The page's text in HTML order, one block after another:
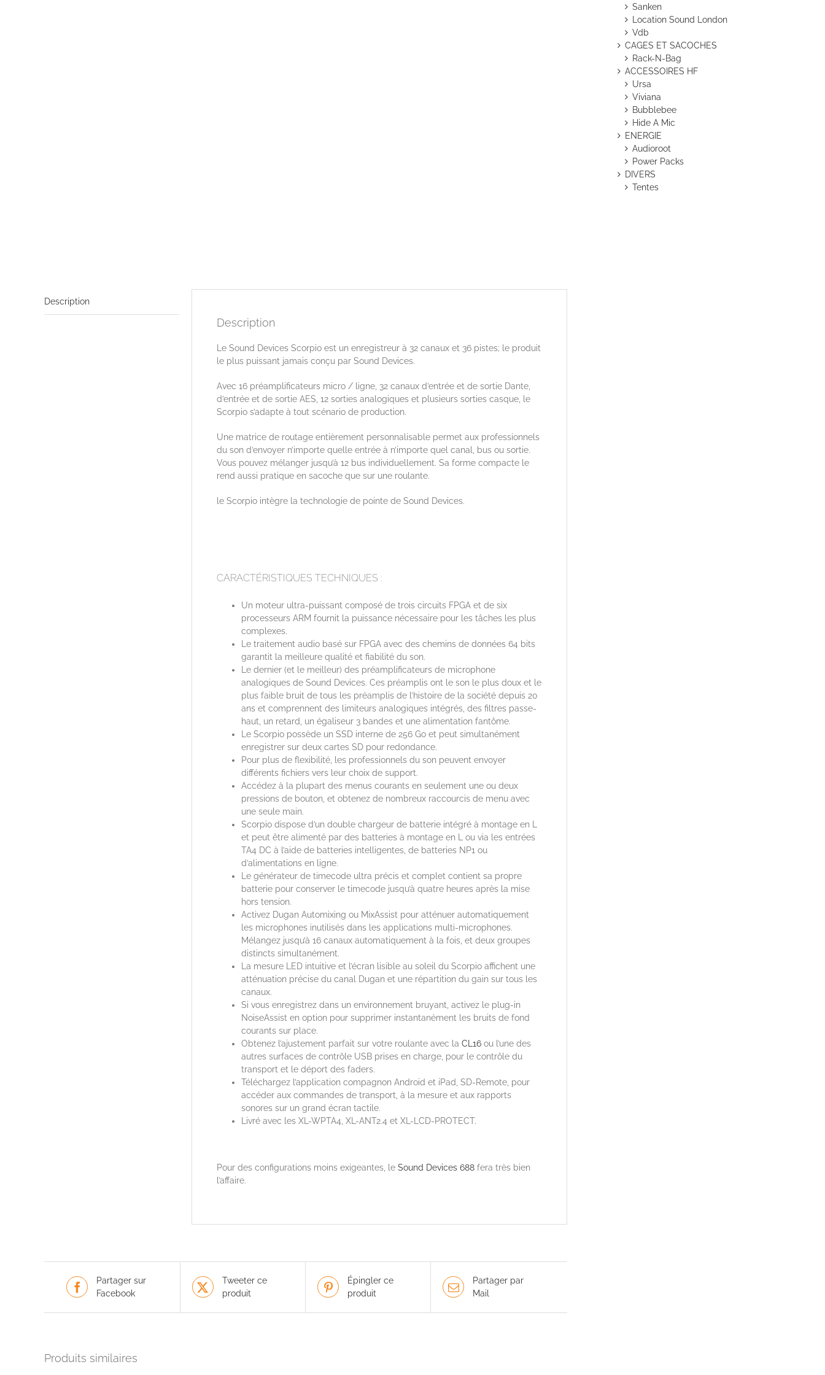
Description
Description
Le Sound Devices Scorpio est un enregistreur à 32 canaux et 36 pistes; le produit
le plus puissant jamais conçu par Sound Devices.
Avec 16 préamplificateurs micro / ligne, 32 canaux d’entrée et de sortie Dante,
d’entrée et de sortie AES, 12 sorties analogiques et plusieurs sorties casque, le
Scorpio s’adapte à tout scénario de production.
Une matrice de routage entièrement personnalisable permet aux professionnels
du son d’envoyer n’importe quelle entrée à n’importe quel canal, bus ou sortie.
Vous pouvez mélanger jusqu’à 12 bus individuellement. Sa forme compacte le
rend aussi pratique en sacoche que sur une roulante.
le Scorpio intègre la technologie de pointe de Sound Devices.
CARACTÉRISTIQUES TECHNIQUES :
Un moteur ultra-puissant composé de trois circuits FPGA et de six
processeurs ARM fournit la puissance nécessaire pour les tâches les plus
complexes.
Le traitement audio basé sur FPGA avec des chemins de données 64 bits
garantit la meilleure qualité et fiabilité du son.
Le dernier (et le meilleur) des préamplificateurs de microphone
analogiques de Sound Devices. Ces préamplis ont le son le plus doux et le
plus faible bruit de tous les préamplis de l’histoire de la société depuis 20
ans et comprennent des limiteurs analogiques intégrés, des filtres passe-
haut, un retard, un égaliseur 3 bandes et une alimentation fantôme.
Le Scorpio possède un SSD interne de 256 Go et peut simultanément
enregistrer sur deux cartes SD pour redondance.
Pour plus de flexibilité, les professionnels du son peuvent envoyer
différents fichiers vers leur choix de support.
Accédez à la plupart des menus courants en seulement une ou deux
pressions de bouton, et obtenez de nombreux raccourcis de menu avec
une seule main.
Scorpio dispose d’un double chargeur de batterie intégré à montage en L
et peut être alimenté par des batteries à montage en L ou via les entrées
TA4 DC à l’aide de batteries intelligentes, de batteries NP1 ou
d’alimentations en ligne.
Le générateur de timecode ultra précis et complet contient sa propre
batterie pour conserver le timecode jusqu’à quatre heures après la mise
hors tension.
Activez Dugan Automixing ou MixAssist pour atténuer automatiquement
les microphones inutilisés dans les applications multi-microphones.
Mélangez jusqu’à 16 canaux automatiquement à la fois, et deux groupes
distincts simultanément.
La mesure LED intuitive et l’écran lisible au soleil du Scorpio affichent une
atténuation précise du canal Dugan et une répartition du gain sur tous les
canaux.
Si vous enregistrez dans un environnement bruyant, activez le plug-in
NoiseAssist en option pour supprimer instantanément les bruits de fond
courants sur place.
Obtenez l’ajustement parfait sur votre roulante avec la CL16 ou l’une des
autres surfaces de contrôle USB prises en charge, pour le contrôle du
transport et le déport des faders.
Téléchargez l’application compagnon Android et iPad, SD-Remote, pour
accéder aux commandes de transport, à la mesure et aux rapports
sonores sur un grand écran tactile.
Livré avec les XL-WPTA4, XL-ANT2.4 et XL-LCD-PROTECT.
Pour des configurations moins exigeantes, le Sound Devices 688 fera très bien
l’affaire.
Partager sur
Facebook
Tweeter ce
produit
Épingler ce
produit
Partager par
Mail
Produits similaires
Sanken
Location Sound London
Vdb
CAGES ET SACOCHES
Rack-N-Bag
ACCESSOIRES HF
Ursa
Viviana
Bubblebee
Hide A Mic
ENERGIE
Audioroot
Power Packs
DIVERS
Tentes